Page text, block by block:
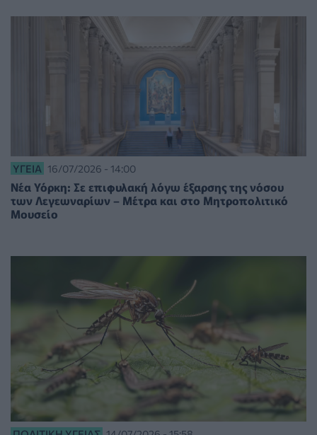
ΥΓΕΊΑ 16/07/2026 - 14:00
Νέα Υόρκη: Σε επιφυλακή λόγω έξαρσης της νόσου
των Λεγεωναρίων – Μέτρα και στο Μητροπολιτικό
Μουσείο